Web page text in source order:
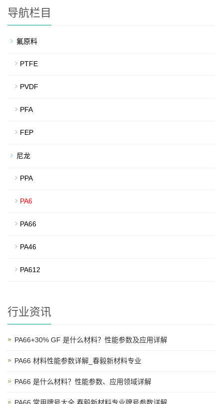
导航栏目
氟原料
PTFE
PVDF
PFA
FEP
尼龙
PPA
PA6
PA66
PA46
PA612
行业资讯
PA66+30% GF 是什么材料？性能参数及应用详解
PA66 材料性能参数详解_春毅新材料专业
PA66 是什么材料？性能参数、应用领域详解